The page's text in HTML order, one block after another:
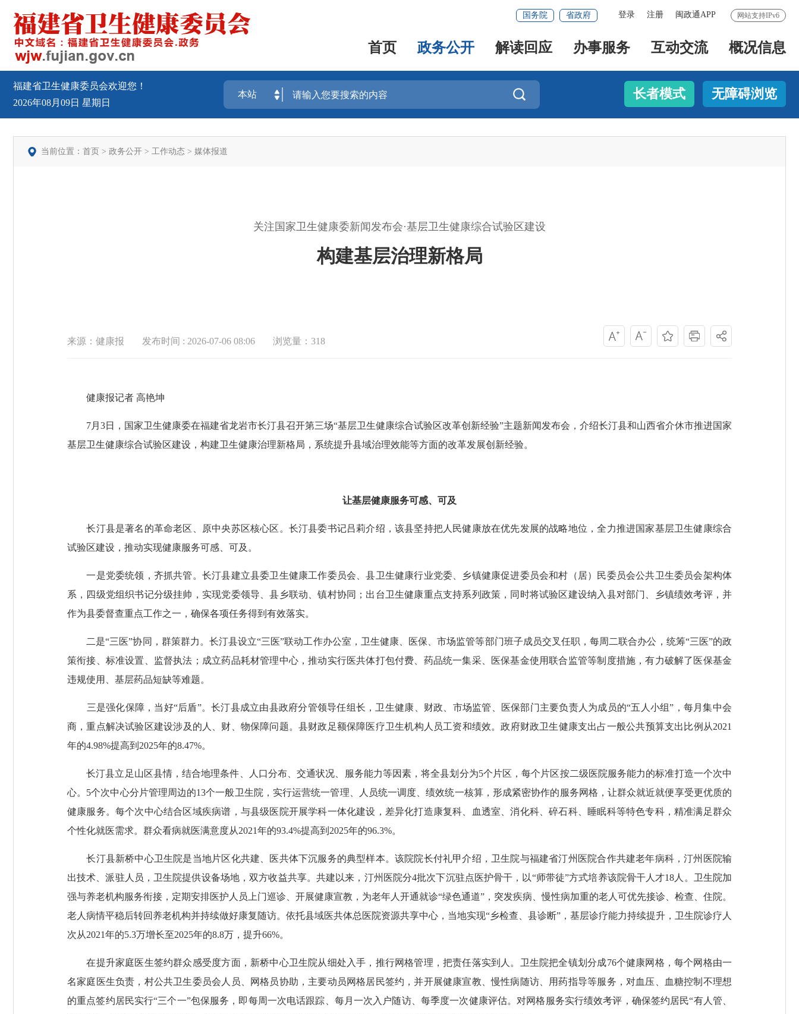
网站支持IPv6
登录 注册 闽政通APP
国务院 省政府
首页 政务公开 解读回应 办事服务 互动交流 概况信息
福建省卫生健康委员会欢迎您！
2026年08月09日 星期日
 长者模式 无障碍浏览
当前位置： 首页 > 政务公开 > 工作动态 > 媒体报道
关注国家卫生健康委新闻发布会·基层卫生健康综合试验区建设
构建基层治理新格局
来源：健康报 发布时间 : 2026-07-06 08:06 浏览量：318
健康报记者 高艳坤
7月3日，国家卫生健康委在福建省龙岩市长汀县召开第三场“基层卫生健康综合试验区改革创新经验”主题新闻发布会，介绍长汀县和山西省介休市推进国家
基层卫生健康综合试验区建设，构建卫生健康治理新格局，系统提升县域治理效能等方面的改革发展创新经验。
让基层健康服务可感、可及
长汀县是著名的革命老区、原中央苏区核心区。长汀县委书记吕莉介绍，该县坚持把人民健康放在优先发展的战略地位，全力推进国家基层卫生健康综合
试验区建设，推动实现健康服务可感、可及。
一是党委统领，齐抓共管。长汀县建立县委卫生健康工作委员会、县卫生健康行业党委、乡镇健康促进委员会和村（居）民委员会公共卫生委员会架构体
系，四级党组织书记分级挂帅，实现党委领导、县乡联动、镇村协同；出台卫生健康重点支持系列政策，同时将试验区建设纳入县对部门、乡镇绩效考评，并
作为县委督查重点工作之一，确保各项任务得到有效落实。
二是“三医”协同，群策群力。长汀县设立“三医”联动工作办公室，卫生健康、医保、市场监管等部门班子成员交叉任职，每周二联合办公，统筹“三医”的政
策衔接、标准设置、监督执法；成立药品耗材管理中心，推动实行医共体打包付费、药品统一集采、医保基金使用联合监管等制度措施，有力破解了医保基金
违规使用、基层药品短缺等难题。
三是强化保障，当好“后盾”。长汀县成立由县政府分管领导任组长，卫生健康、财政、市场监管、医保部门主要负责人为成员的“五人小组”，每月集中会
商，重点解决试验区建设涉及的人、财、物保障问题。县财政足额保障医疗卫生机构人员工资和绩效。政府财政卫生健康支出占一般公共预算支出比例从2021
年的4.98%提高到2025年的8.47%。
长汀县立足山区县情，结合地理条件、人口分布、交通状况、服务能力等因素，将全县划分为5个片区，每个片区按二级医院服务能力的标准打造一个次中
心。5个次中心分片管理周边的13个一般卫生院，实行运营统一管理、人员统一调度、绩效统一核算，形成紧密协作的服务网格，让群众就近就便享受更优质的
健康服务。每个次中心结合区域疾病谱，与县级医院开展学科一体化建设，差异化打造康复科、血透室、消化科、碎石科、睡眠科等特色专科，精准满足群众
个性化就医需求。群众看病就医满意度从2021年的93.4%提高到2025年的96.3%。
长汀县新桥中心卫生院是当地片区化共建、医共体下沉服务的典型样本。该院院长付礼甲介绍，卫生院与福建省汀州医院合作共建老年病科，汀州医院输
出技术、派驻人员，卫生院提供设备场地，双方收益共享。共建以来，汀州医院分4批次下沉驻点医护骨干，以“师带徒”方式培养该院骨干人才18人。卫生院加
强与养老机构服务衔接，定期安排医护人员上门巡诊、开展健康宣教，为老年人开通就诊“绿色通道”，突发疾病、慢性病加重的老人可优先接诊、检查、住院。
老人病情平稳后转回养老机构并持续做好康复随访。依托县域医共体总医院资源共享中心，当地实现“乡检查、县诊断”，基层诊疗能力持续提升，卫生院诊疗人
次从2021年的5.3万增长至2025年的8.8万，提升66%。
在提升家庭医生签约群众感受度方面，新桥中心卫生院从细处入手，推行网格管理，把责任落实到人。卫生院把全镇划分成76个健康网格，每个网格由一
名家庭医生负责，村公共卫生委员会人员、网格员协助，主要动员网格居民签约，并开展健康宣教、慢性病随访、用药指导等服务，对血压、血糖控制不理想
的重点签约居民实行“三个一”包保服务，即每周一次电话跟踪、每月一次入户随访、每季度一次健康评估。对网格服务实行绩效考评，确保签约居民“有人管、